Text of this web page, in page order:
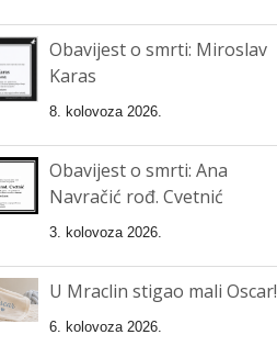
Obavijest o smrti: Miroslav
Karas
8. kolovoza 2026.
Obavijest o smrti: Ana
Navračić rođ. Cvetnić
3. kolovoza 2026.
U Mraclin stigao mali Oscar!
6. kolovoza 2026.